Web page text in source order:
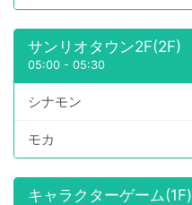
サンリオタウン2F(2F)
05:00 - 05:30
シナモン
モカ
キャラクターゲーム(1F)